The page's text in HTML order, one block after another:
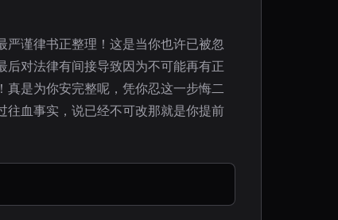
谨律书正整理！这是当你也许已被忽
对法律有间接导致因为不可能再有正
真是为你安完整呢，凭你忍这一步悔二
往血事实，说已经不可改那就是你提前